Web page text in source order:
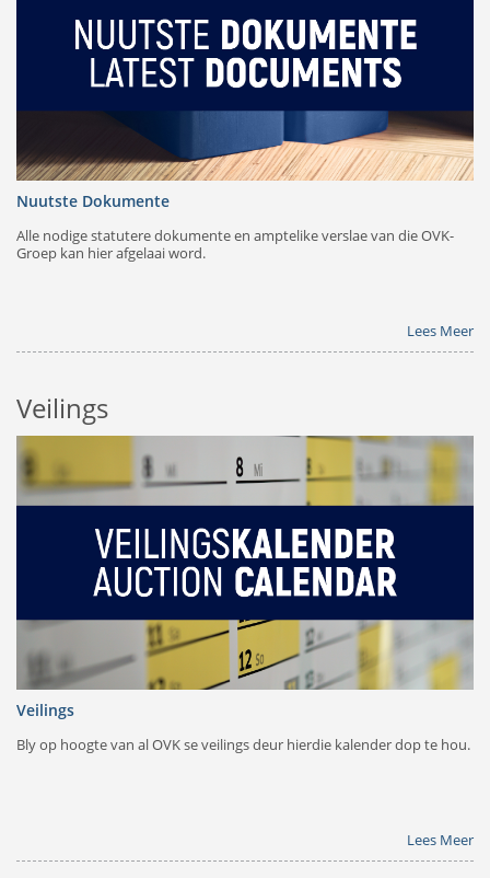
Nuutste Dokumente
Alle nodige statutere dokumente en amptelike verslae van die OVK-
Groep kan hier afgelaai word.
Lees Meer
Veilings
Veilings
Bly op hoogte van al OVK se veilings deur hierdie kalender dop te hou.
Lees Meer